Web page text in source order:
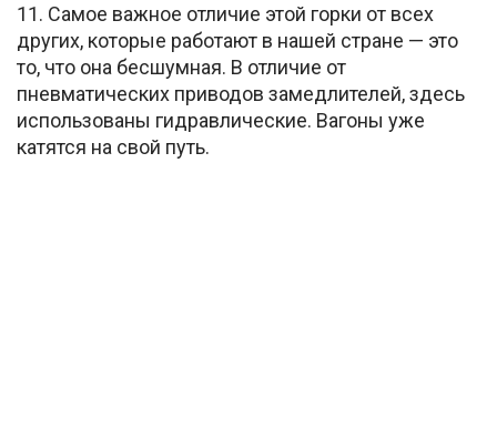
11. Самое важное отличие этой горки от всех
других, которые работают в нашей стране — это
то, что она бесшумная. В отличие от
пневматических приводов замедлителей, здесь
использованы гидравлические. Вагоны уже
катятся на свой путь.